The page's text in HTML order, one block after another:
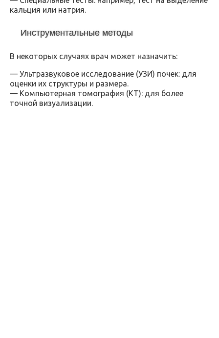
кальция или натрия.
Инструментальные методы
В некоторых случаях врач может назначить:
— Ультразвуковое исследование (УЗИ) почек: для
оценки их структуры и размера.
— Компьютерная томография (КТ): для более
точной визуализации.